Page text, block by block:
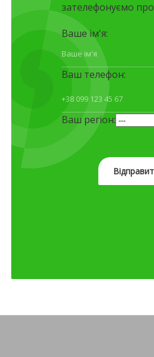
зателефонуємо
Ваше ім'я:
Ваш телефон:
Ваш регіон: